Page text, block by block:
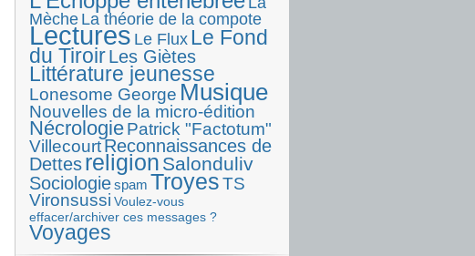
Mèche La théorie de la compote
LecturesLe FluxLe Fond
du TiroirLes Giètes
Littérature jeunesse
Lonesome George Musique
Nouvelles de la micro-édition
NécrologiePatrick "Factotum"
VillecourtReconnaissances de
Dettesreligion Salonduliv
Sociologiespam TroyesTS
Vironsussi Voulez-vous
effacer/archiver ces messages ?
Voyages